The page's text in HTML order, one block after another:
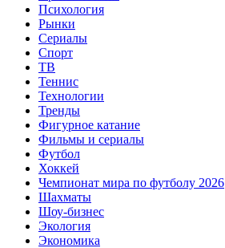
Психология
Рынки
Сериалы
Спорт
ТВ
Теннис
Технологии
Тренды
Фигурное катание
Фильмы и сериалы
Футбол
Хоккей
Чемпионат мира по футболу 2026
Шахматы
Шоу-бизнес
Экология
Экономика